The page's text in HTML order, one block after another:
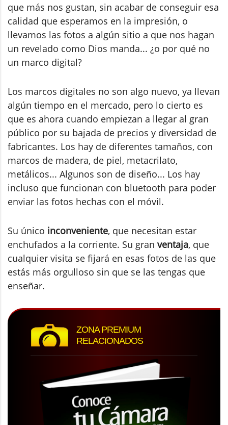
que más nos gustan, sin acabar de conseguir esa
calidad que esperamos en la impresión, o
llevamos las fotos a algún sitio a que nos hagan
un revelado como Dios manda... ¿o por qué no
un marco digital?
Los marcos digitales no son algo nuevo, ya llevan
algún tiempo en el mercado, pero lo cierto es
que es ahora cuando empiezan a llegar al gran
público por su bajada de precios y diversidad de
fabricantes. Los hay de diferentes tamaños, con
marcos de madera, de piel, metacrilato,
metálicos... Algunos son de diseño... Los hay
incluso que funcionan con bluetooth para poder
enviar las fotos hechas con el móvil.
Su único inconveniente, que necesitan estar
enchufados a la corriente. Su gran ventaja, que
cualquier visita se fijará en esas fotos de las que
estás más orgulloso sin que se las tengas que
enseñar.
ZONA PREMIUM
RELACIONADOS